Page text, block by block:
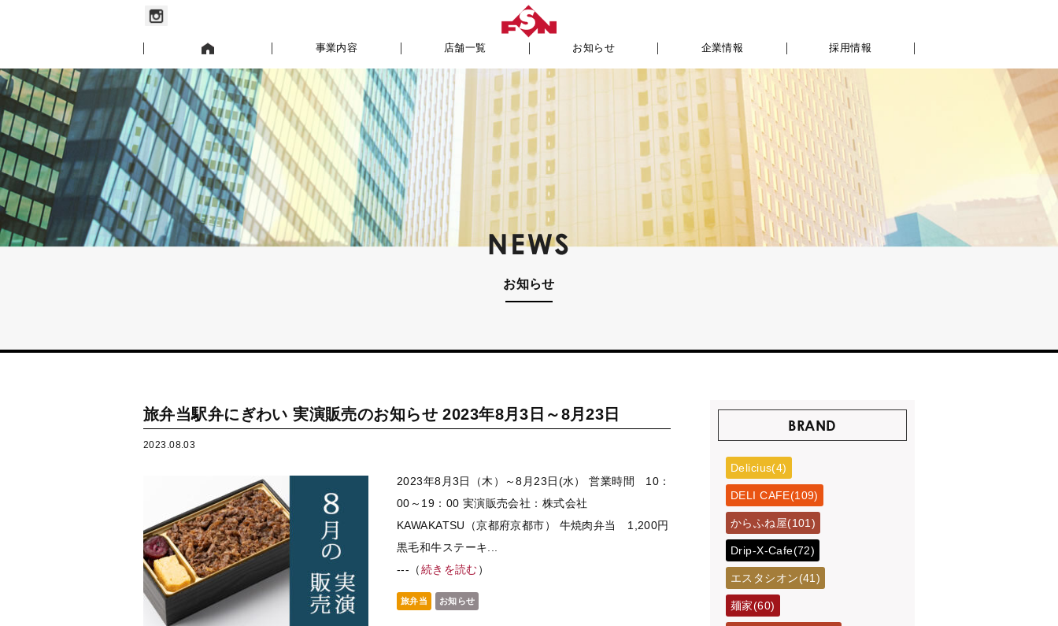
事業内容 店舗一覧 お知らせ 企業情報 採用情報
お知らせ
旅弁当駅弁にぎわい 実演販売のお知らせ 2023年8月3日～8月23日
2023.08.03
2023年8月3日（木）～8月23日(水） 営業時間 10：
00～19：00 実演販売会社：株式会社
KAWAKATSU（京都府京都市） 牛焼肉弁当 1,200円
黒毛和牛ステーキ...
---（続きを読む）
旅弁当 お知らせ
BRAND
Delicius(4)
DELI CAFE(109)
からふね屋(101)
Drip-X-Cafe(72)
エスタシオン(41)
麺家(60)